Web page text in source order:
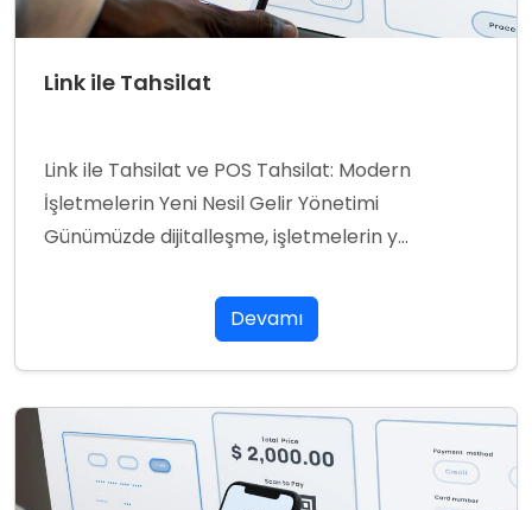
Link ile Tahsilat
Link ile Tahsilat ve POS Tahsilat: Modern
İşletmelerin Yeni Nesil Gelir Yönetimi
Günümüzde dijitalleşme, işletmelerin y...
Devamı